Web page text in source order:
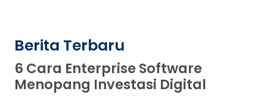
Berita Terbaru
6 Cara Enterprise Software
Menopang Investasi Digital